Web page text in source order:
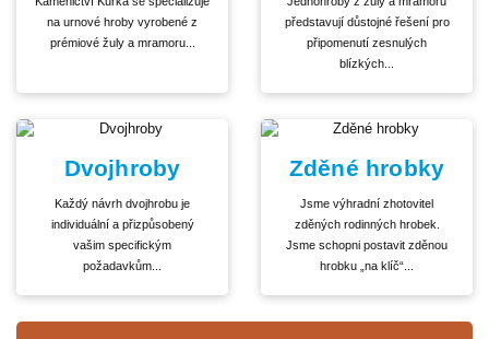
na urnové hroby vyrobené z
prémiové žuly a mramoru...
představují důstojné řešení pro
připomenutí zesnulých
blízkých...
Dvojhroby
Každý návrh dvojhrobu je
individuální a přizpůsobený
vašim specifickým
požadavkům...
Zděné hrobky
Jsme výhradní zhotovitel
zděných rodinných hrobek.
Jsme schopni postavit zděnou
hrobku „na klíč“...